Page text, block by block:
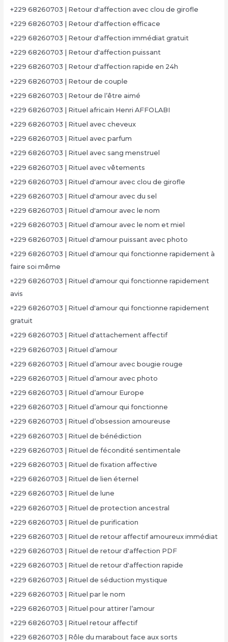
+229 68260703 | Retour d'affection avec clou de girofle
+229 68260703 | Retour d'affection efficace
+229 68260703 | Retour d'affection immédiat gratuit
+229 68260703 | Retour d'affection puissant
+229 68260703 | Retour d'affection rapide en 24h
+229 68260703 | Retour de couple
+229 68260703 | Retour de l’être aimé
+229 68260703 | Rituel africain Henri AFFOLABI
+229 68260703 | Rituel avec cheveux
+229 68260703 | Rituel avec parfum
+229 68260703 | Rituel avec sang menstruel
+229 68260703 | Rituel avec vêtements
+229 68260703 | Rituel d'amour avec clou de girofle
+229 68260703 | Rituel d'amour avec du sel
+229 68260703 | Rituel d'amour avec le nom
+229 68260703 | Rituel d'amour avec le nom et miel
+229 68260703 | Rituel d'amour puissant avec photo
+229 68260703 | Rituel d'amour qui fonctionne rapidement à
faire soi même
+229 68260703 | Rituel d'amour qui fonctionne rapidement
avis
+229 68260703 | Rituel d'amour qui fonctionne rapidement
gratuit
+229 68260703 | Rituel d'attachement affectif
+229 68260703 | Rituel d’amour
+229 68260703 | Rituel d’amour avec bougie rouge
+229 68260703 | Rituel d’amour avec photo
+229 68260703 | Rituel d’amour Europe
+229 68260703 | Rituel d’amour qui fonctionne
+229 68260703 | Rituel d’obsession amoureuse
+229 68260703 | Rituel de bénédiction
+229 68260703 | Rituel de fécondité sentimentale
+229 68260703 | Rituel de fixation affective
+229 68260703 | Rituel de lien éternel
+229 68260703 | Rituel de lune
+229 68260703 | Rituel de protection ancestral
+229 68260703 | Rituel de purification
+229 68260703 | Rituel de retour affectif amoureux immédiat
+229 68260703 | Rituel de retour d'affection PDF
+229 68260703 | Rituel de retour d'affection rapide
+229 68260703 | Rituel de séduction mystique
+229 68260703 | Rituel par le nom
+229 68260703 | Rituel pour attirer l’amour
+229 68260703 | Rituel retour affectif
+229 68260703 | Rôle du marabout face aux sorts